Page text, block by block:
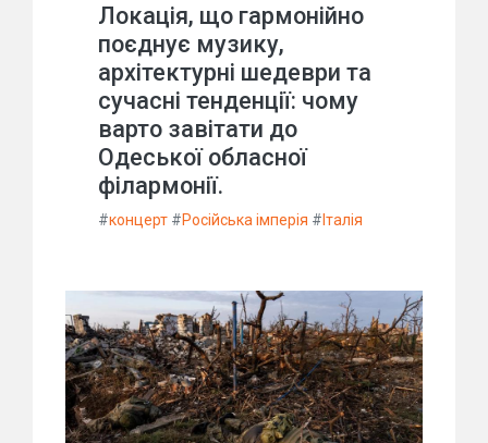
Локація, що гармонійно
поєднує музику,
архітектурні шедеври та
сучасні тенденції: чому
варто завітати до
Одеської обласної
філармонії.
#концерт #Російська імперія # Італія